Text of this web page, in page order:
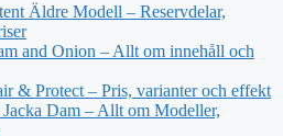
Äldre Modell – Reservdelar,
and Onion – Allt om innehåll och
& Protect – Pris, varianter och effekt
Dam – Allt om Modeller,